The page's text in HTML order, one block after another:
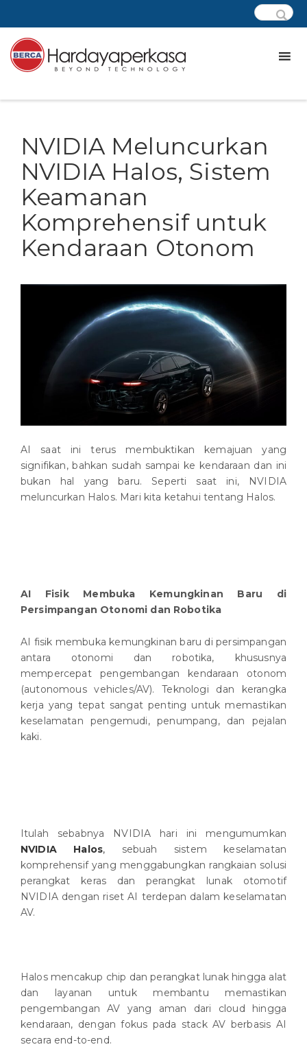
NVIDIA Meluncurkan
NVIDIA Halos, Sistem
Keamanan
Komprehensif untuk
Kendaraan Otonom
AI saat ini terus membuktikan kemajuan yang
signifikan, bahkan sudah sampai ke kendaraan dan ini
bukan hal yang baru. Seperti saat ini, NVIDIA
meluncurkan Halos. Mari kita ketahui tentang Halos.
AI Fisik Membuka Kemungkinan Baru di
Persimpangan Otonomi dan Robotika
AI fisik membuka kemungkinan baru di persimpangan
antara otonomi dan robotika, khususnya
mempercepat pengembangan kendaraan otonom
(autonomous vehicles/AV). Teknologi dan kerangka
kerja yang tepat sangat penting untuk memastikan
keselamatan pengemudi, penumpang, dan pejalan
kaki.
Itulah sebabnya NVIDIA hari ini mengumumkan
NVIDIA Halos, sebuah sistem keselamatan
komprehensif yang menggabungkan rangkaian solusi
perangkat keras dan perangkat lunak otomotif
NVIDIA dengan riset AI terdepan dalam keselamatan
AV.
Halos mencakup chip dan perangkat lunak hingga alat
dan layanan untuk membantu memastikan
pengembangan AV yang aman dari cloud hingga
kendaraan, dengan fokus pada stack AV berbasis AI
secara end-to-end.